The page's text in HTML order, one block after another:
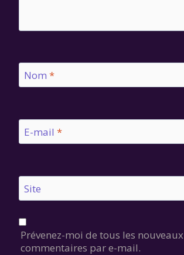
Nom *
E-mail *
Site
Prévenez-moi de tous les nouveaux
commentaires par e-mail.